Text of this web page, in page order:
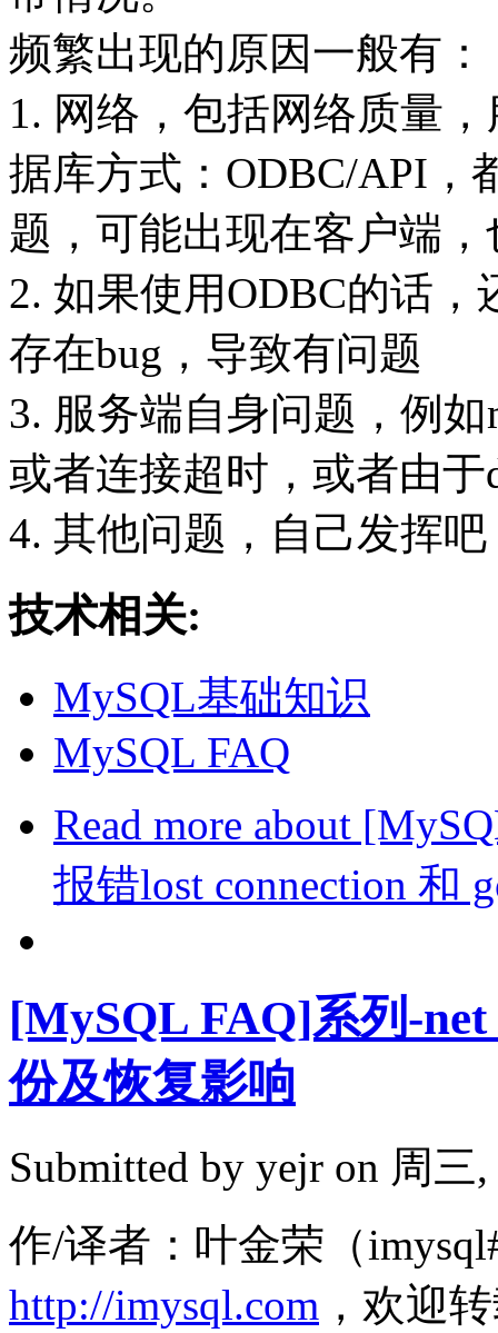
频繁出现的原因一般有：
1. 网络，包括网络质量
据库方式：ODBC/API，
题，可能出现在客户端
2. 如果使用ODBC的话
存在bug，导致有问题
3. 服务端自身问题，例
或者连接超时，或者由
4. 其他问题，自己发挥
技术相关:
MySQL基础知识
MySQL FAQ
Read more about
报错lost connection 和
[MySQL FAQ]系列-
份及恢复影响
Submitted by yejr on 周三,
作/译者：叶金荣（
http://imysql.com ，欢迎